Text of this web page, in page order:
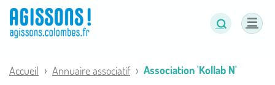
Accueil Annuaire associatif Association 'Kollab N'
Panneau de gestion des cookies